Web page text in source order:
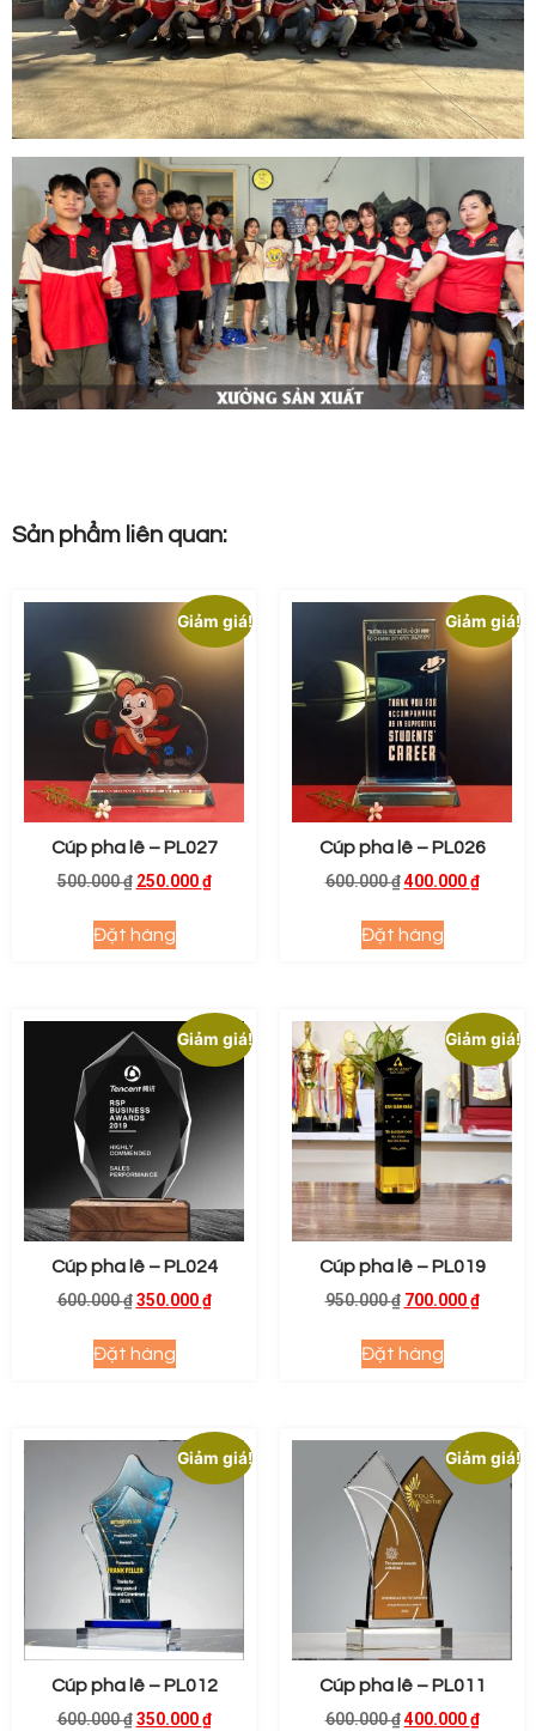
Sản phẩm liên quan:
Giảm giá!
Cúp pha lê – PL027
500.000₫ 250.000₫
Đặt hàng
Giảm giá!
Cúp pha lê – PL026
600.000₫ 400.000₫
Đặt hàng
Giảm giá!
Cúp pha lê – PL024
600.000₫ 350.000₫
Đặt hàng
Giảm giá!
Cúp pha lê – PL019
950.000₫ 700.000₫
Đặt hàng
Giảm giá!
Cúp pha lê – PL012
600.000₫ 350.000₫
Giảm giá!
Cúp pha lê – PL011
600.000₫ 400.000₫